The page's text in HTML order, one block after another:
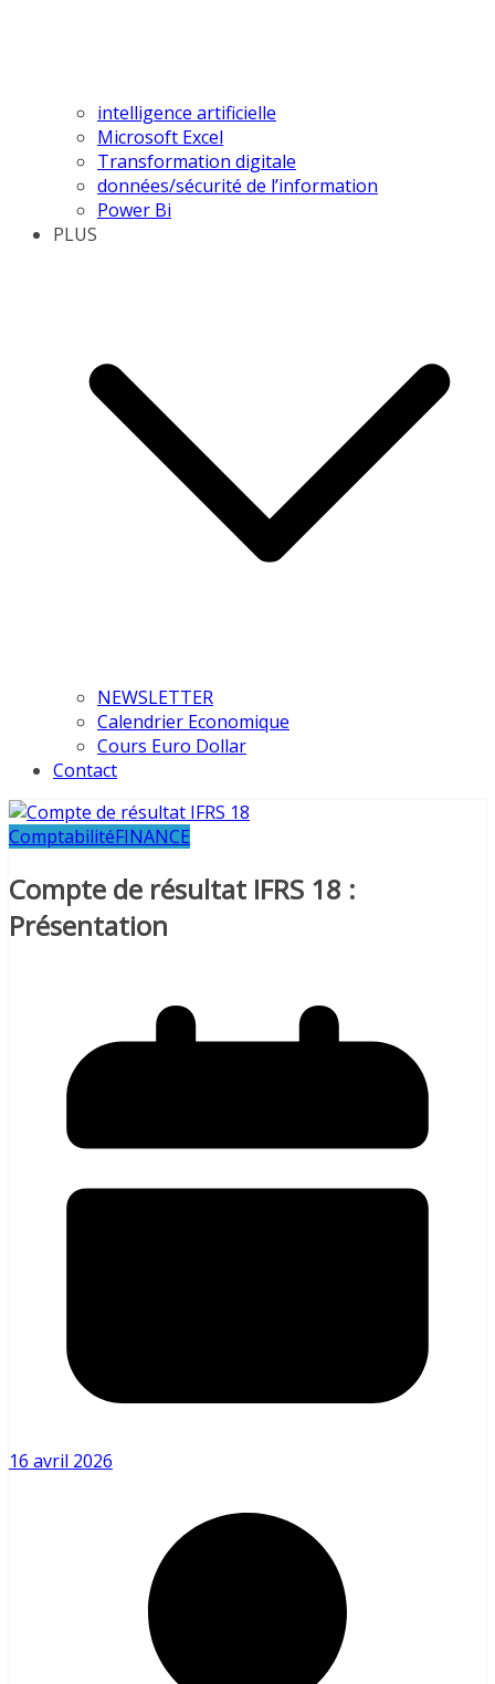
intelligence artificielle
Microsoft Excel
Transformation digitale
données/sécurité de l’information
Power Bi
PLUS
NEWSLETTER
Calendrier Economique
Cours Euro Dollar
Contact
ComptabilitéFINANCE
Compte de résultat IFRS 18 :
Présentation
16 avril 2026